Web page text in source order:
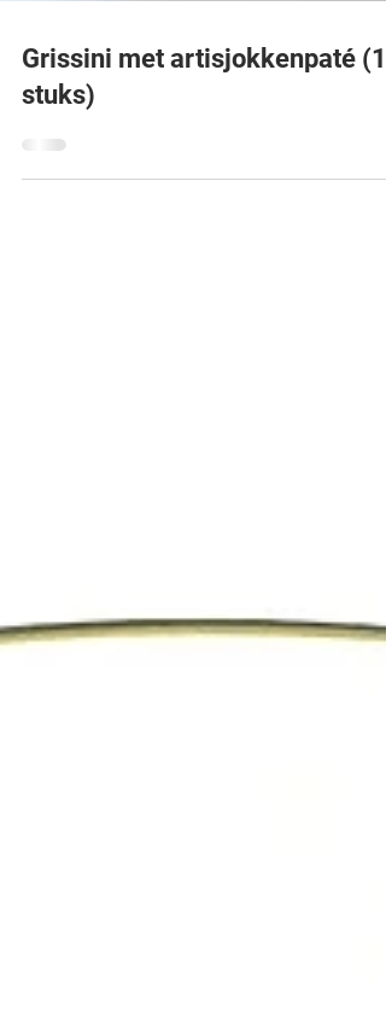
Grissini met artisjokkenpaté
stuks)